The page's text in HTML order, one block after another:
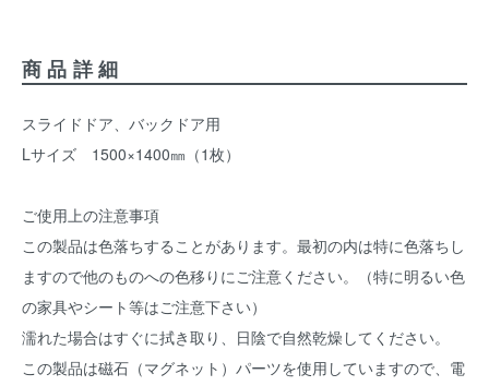
商品詳細
スライドドア、バックドア用
Lサイズ 1500×1400㎜（1枚）
ご使用上の注意事項
この製品は色落ちすることがあります。最初の内は特に色落ちし
ますので他のものへの色移りにご注意ください。（特に明るい色
の家具やシート等はご注意下さい）
濡れた場合はすぐに拭き取り、日陰で自然乾燥してください。
この製品は磁石（マグネット）パーツを使用していますので、電